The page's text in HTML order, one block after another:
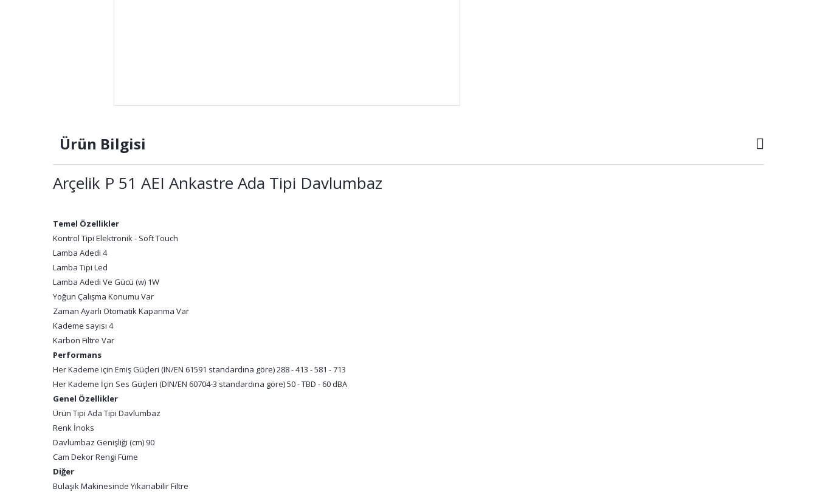
Ürün Bilgisi
Arçelik P 51 AEI Ankastre Ada Tipi Davlumbaz
Temel Özellikler
Kontrol Tipi Elektronik - Soft Touch
Lamba Adedi 4
Lamba Tipi Led
Lamba Adedi Ve Gücü (w) 1W
Yoğun Çalışma Konumu Var
Zaman Ayarlı Otomatik Kapanma Var
Kademe sayısı 4
Karbon Filtre Var
Performans
Her Kademe için Emiş Güçleri (IN/EN 61591 standardına göre) 288 - 413 - 581 - 713
Her Kademe İçin Ses Güçleri (DIN/EN 60704-3 standardına göre) 50 - TBD - 60 dBA
Genel Özellikler
Ürün Tipi Ada Tipi Davlumbaz
Renk İnoks
Davlumbaz Genişliği (cm) 90
Cam Dekor Rengi Füme
Diğer
Bulaşık Makinesinde Yıkanabilir Filtre